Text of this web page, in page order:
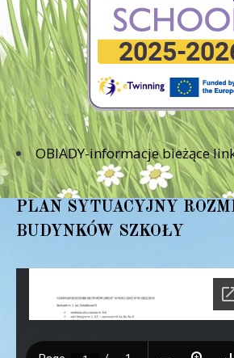
OBIADY-informacje bieżące
PLAN SYTUACYJNY
BUDYNKÓW SZKOŁY